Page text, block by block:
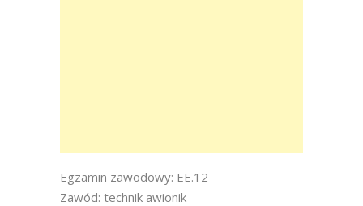
Egzamin zawodowy: EE.12
Zawód: technik awionik